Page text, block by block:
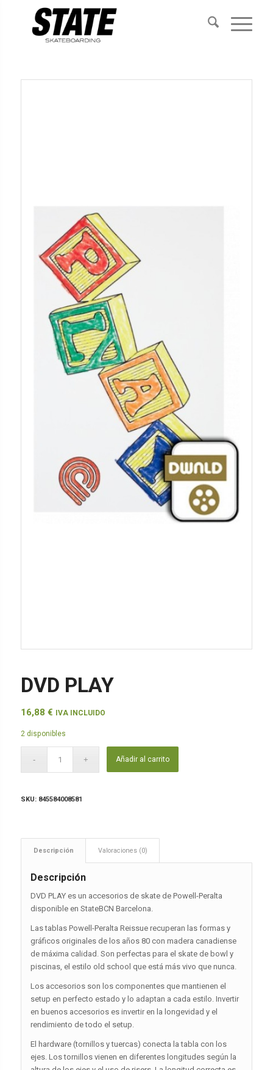
DVD PLAY
16,88 € IVA INCLUIDO
2 disponibles
Añadir al carrito
SKU: 845584008581
Descripción Valoraciones (0)
Descripción
DVD PLAY es un accesorios de skate de Powell-Peralta
disponible en StateBCN Barcelona.
Las tablas Powell-Peralta Reissue recuperan las formas y
gráficos originales de los años 80 con madera canadiense
de máxima calidad. Son perfectas para el skate de bowl y
piscinas, el estilo old school que está más vivo que nunca.
Los accesorios son los componentes que mantienen el
setup en perfecto estado y lo adaptan a cada estilo. Invertir
en buenos accesorios es invertir en la longevidad y el
rendimiento de todo el setup.
El hardware (tornillos y tuercas) conecta la tabla con los
ejes. Los tornillos vienen en diferentes longitudes según la